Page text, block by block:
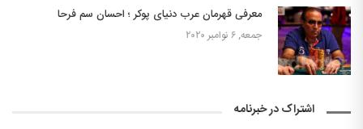
معرفی قهرمان عرب دنیای پوکر ؛ احسان سم فرحا
جمعه, ۶ نوامبر ۲۰۲۰
اشتراک در خبرنامه